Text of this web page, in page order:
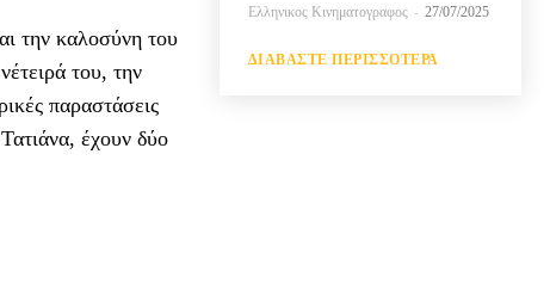
την καλοσύνη του
του, την
παραστάσεις
έχουν δύο
Ελληνικος Κινηματογραφος - 27/07/2025
ΔΙΑΒΆΣΤΕ ΠΕΡΙΣΣΌΤΕΡΑ